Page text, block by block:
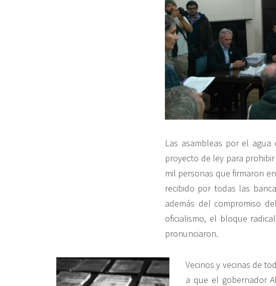
Las asambleas por el
proyecto de ley para
mil personas que firmaron
recibido por todas las
además del compromiso
oficialismo, el bloque
pronunciaron.
Vecinos y vecinas de
a que el gobernador